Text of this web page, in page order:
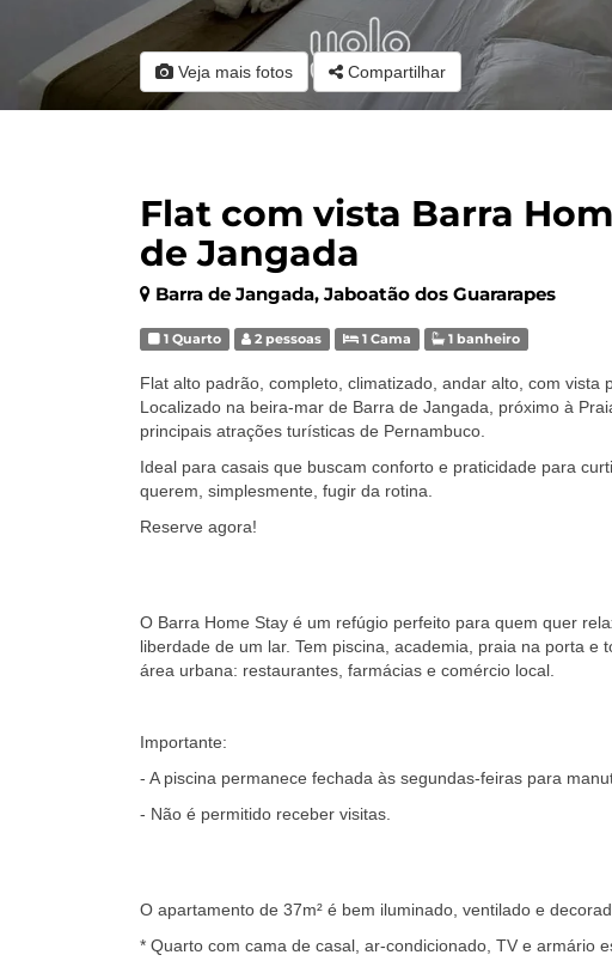
Veja mais fotos Compartilhar
Flat com vista Barra
de Jangada
Barra de Jangada, Jaboatão dos Guararapes
1 Quarto 2 pessoas 1 Cama 1 banheiro
Flat alto padrão, completo, climatizado, andar alto, com vista
Localizado na beira-mar de Barra de Jangada, próximo à
principais atrações turísticas de Pernambuco.
Ideal para casais que buscam conforto e praticidade para
querem, simplesmente, fugir da rotina.
Reserve agora!
O Barra Home Stay é um refúgio perfeito para quem quer
liberdade de um lar. Tem piscina, academia, praia na porta e
área urbana: restaurantes, farmácias e comércio local.
Importante:
- A piscina permanece fechada às segundas-feiras para
- Não é permitido receber visitas.
O apartamento de 37m² é bem iluminado, ventilado e
* Quarto com cama de casal, ar-condicionado, TV e armário